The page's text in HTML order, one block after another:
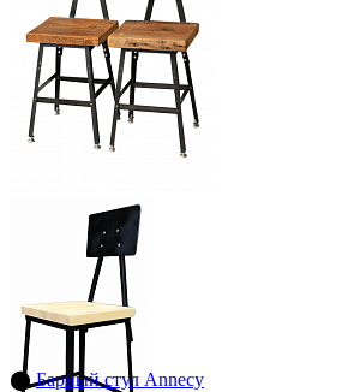
⬤ Барный стул Annecy